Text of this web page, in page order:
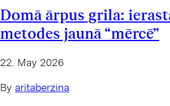
Domā ārpus grila:
metodes jaunā “mērcē”
22. May 2026
By aritaberzina